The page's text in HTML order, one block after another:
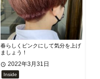
春らしくピンクにして気分を上げ
ましょう！
2022年3月31日
Inside